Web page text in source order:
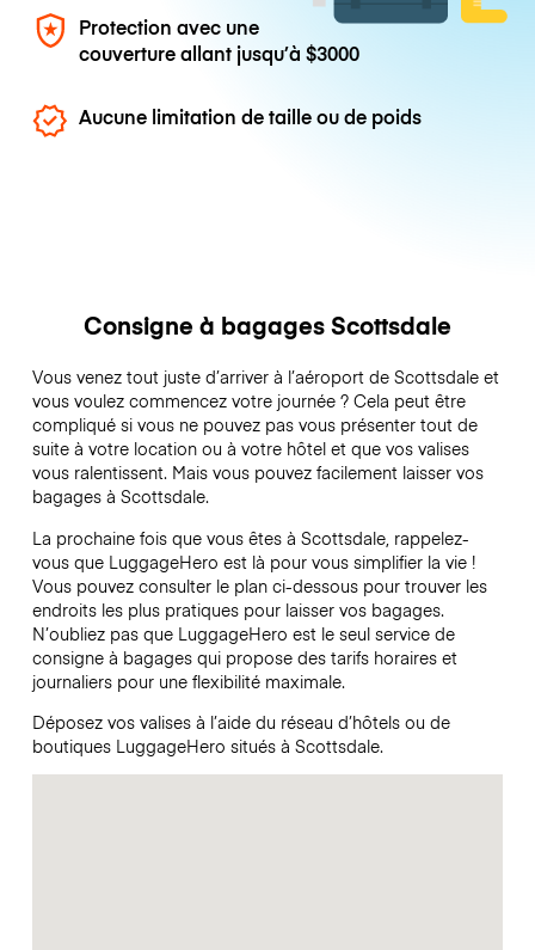
Protection avec une
couverture allant jusqu’à$3000
Aucune limitation de taille ou de poids
Consigne à bagages Scottsdale
Vous venez tout juste d’arriver à l’aéroport de Scottsdale et
vous voulez commencez votre journée ? Cela peut être
compliqué si vous ne pouvez pas vous présenter tout de
suite à votre location ou à votre hôtel et que vos valises
vous ralentissent. Mais vous pouvez facilement laisser vos
bagages à Scottsdale.
La prochaine fois que vous êtes à Scottsdale, rappelez-
vous que LuggageHero est là pour vous simplifier la vie !
Vous pouvez consulter le plan ci-dessous pour trouver les
endroits les plus pratiques pour laisser vos bagages.
N’oubliez pas que LuggageHero est le seul service de
consigne à bagages qui propose des tarifs horaires et
journaliers pour une flexibilité maximale.
Déposez vos valises à l’aide du réseau d’hôtels ou de
boutiques LuggageHero situés à Scottsdale.